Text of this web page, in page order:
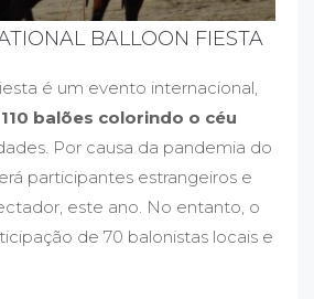
BALLOON FIESTA
é um evento internacional,
balões colorindo o céu
Por causa da pandemia do
participantes estrangeiros e
este ano. No entanto, o
de 70 balonistas locais e